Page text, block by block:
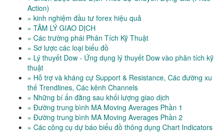
Action)
» kinh nghiệm đầu tư forex hiệu quả
» TÂM LÝ GIAO DỊCH
» Các trường phái Phân Tích Kỹ Thuật
» Sơ lược các loại biểu đồ
» Lý thuyết Dow - Ứng dụng lý thuyết Dow vào phân tích kỹ
thuật
» Hỗ trợ và kháng cự Support & Resistance, Các đường xu
thế Trendlines, Các kênh Channels
» Những bí ẩn đằng sau khối lượng giao dịch
» Đường trung bình MA Moving Averages Phần 1
» Đường trung bình MA Moving Averages Phần 2
» Các công cụ dự báo biểu đồ thông dụng Chart Indicators